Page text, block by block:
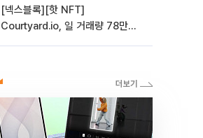
[넥스블록][핫 NFT]
Courtyard.io, 일 거래량 78만